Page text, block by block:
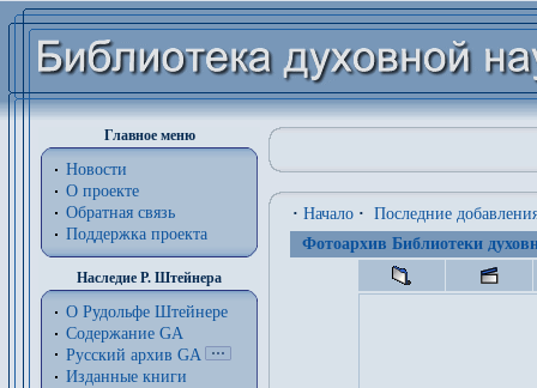
Главное меню
Новости
О проекте
Обратная связь
Поддержка проекта
Наследие Р. Штейнера
О Рудольфе Штейнере
Содержание GA
Русский архив GA
Изданные книги
· Начало · Последние
Фотоархив Библиотеки